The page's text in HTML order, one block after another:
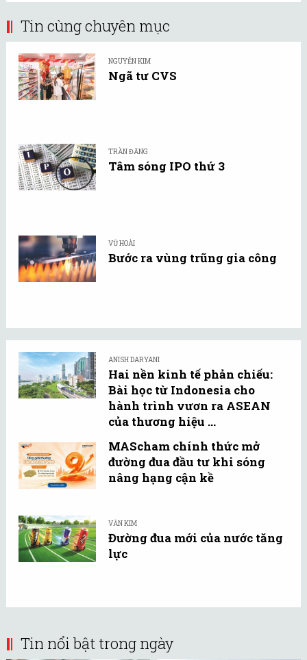
Tin cùng chuyên mục
NGUYỄN KIM
Ngã tư CVS
TRẦN ĐĂNG
Tâm sóng IPO thứ 3
VŨ HOÀI
Bước ra vùng trũng gia công
ANISH DARYANI
Hai nền kinh tế phản chiếu:
Bài học từ Indonesia cho
hành trình vươn ra ASEAN
của thương hiệu ...
MAScham chính thức mở
đường đua đầu tư khi sóng
nâng hạng cận kề
VĂN KIM
Đường đua mới của nước tăng
lực
Tin nổi bật trong ngày